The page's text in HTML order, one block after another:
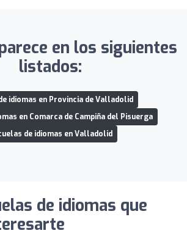
en los siguientes
listados:
idiomas en Provincia de Valladolid
en Comarca de Campiña del Pisuerga
de idiomas en Valladolid
de idiomas que